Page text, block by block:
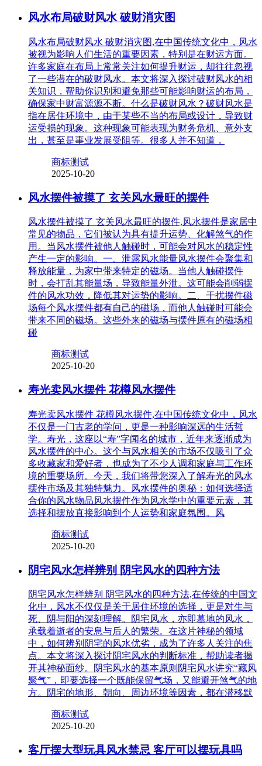
风水布局破财风水 破财消灾图
风水布局破财风水 破财消灾图,在中国传统文化中，风水
被视为影响人们生活的重要因素，特别是在财运方面。
许多家庭在布局上常常关注如何提升财运，却往往忽视
了一些潜在的破财风水。本文将深入探讨破财风水的相
关知识，帮助你识别和避免那些可能影响财运的布局，
确保家中财富源源不断。什么是破财风水？破财风水是
指在居住环境中，由于某些不当的布局或设计，导致财
运受损的现象。这种现象可能表现为财务危机、意外支
出，甚至是事业发展受阻等。很多人并不知道，
商标测试
2025-10-20
风水摆件被摸了 玄关风水最旺的摆件
风水摆件被摸了 玄关风水最旺的摆件,风水摆件是家居中
常见的物品，它们被认为具有提升运势、化解煞气的作
用。当风水摆件被他人触碰时，可能会对风水的稳定性
产生一定的影响。一、泄露风水能量风水摆件会聚集和
释放能量，为家中带来特定的磁场。当他人触碰摆件
时，会打乱其能量场，导致能量外泄。这可能会削弱摆
件的风水功效，降低其对运势的影响。二、干扰摆件磁
场每个风水摆件都有自己的磁场，而他人触碰时可能会
带来不同的磁场。这些外来的磁场与摆件原有的磁场相
碰
商标测试
2025-10-20
寿光卖风水摆件 花樽风水摆件
寿光卖风水摆件 花樽风水摆件,在中国传统文化中，风水
不仅是一门古老的学问，更是一种影响深远的生活哲
学。寿光，这座以“寿”字闻名的城市，近年来逐渐成为
风水摆件的中心。这个与风水相关的市场不仅吸引了众
多收藏家和爱好者，也成为了不少人调和家庭与工作环
境的重要场所。今天，我们将带您深入了解寿光的风水
摆件市场及其独特魅力。风水摆件的奥秘：如何选择适
合你的风水物品风水摆件作为风水学中的重要元素，其
选择和摆放直接影响到个人运势和家庭氛围。风
商标测试
2025-10-20
阴宅风水怎样辨别 阴宅风水的四种方法
阴宅风水怎样辨别 阴宅风水的四种方法,在传统的中国文
化中，风水不仅仅是关于居住环境的选择，更是对生与
死、阴与阳的深刻理解。阴宅风水，亦即墓地的风水，
承载着逝者的安息与后人的繁荣。在这片神秘的领域
中，如何辨别阴宅的风水优劣，成为了许多人关注的焦
点。本文将深入探讨阴宅风水的判断标准，帮助读者揭
开其神秘面纱。阴宅风水的基本原则阴宅风水讲究“藏风
聚气”，即要选择一个既能保留气场，又能避开煞气的地
方。阴宅的地形、朝向、周边环境等因素，都在潜移默
商标测试
2025-10-20
客厅摆大型玩具风水禁忌 客厅可以摆玩具吗